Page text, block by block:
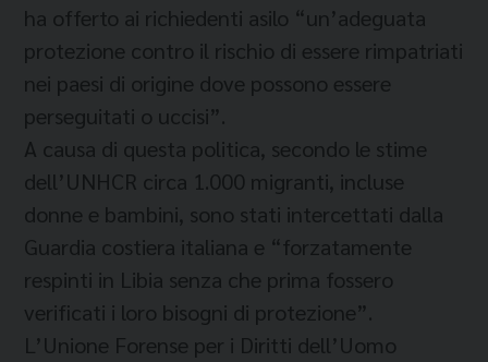
ha offerto ai richiedenti asilo “un’adeguata
protezione contro il rischio di essere rimpatriati
nei paesi di origine dove possono essere
perseguitati o uccisi”.
A causa di questa politica, secondo le stime
dell’UNHCR circa 1.000 migranti, incluse
donne e bambini, sono stati intercettati dalla
Guardia costiera italiana e “forzatamente
respinti in Libia senza che prima fossero
verificati i loro bisogni di protezione”.
L’Unione Forense per i Diritti dell’Uomo